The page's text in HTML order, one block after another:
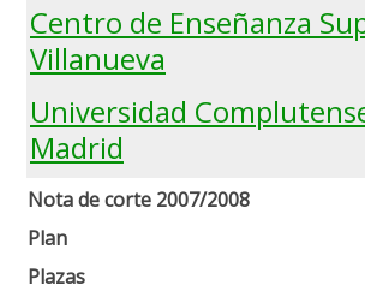
Centro de Enseñanza
Villanueva
Universidad
Madrid
Nota de corte 2007/2008
Plan
Plazas